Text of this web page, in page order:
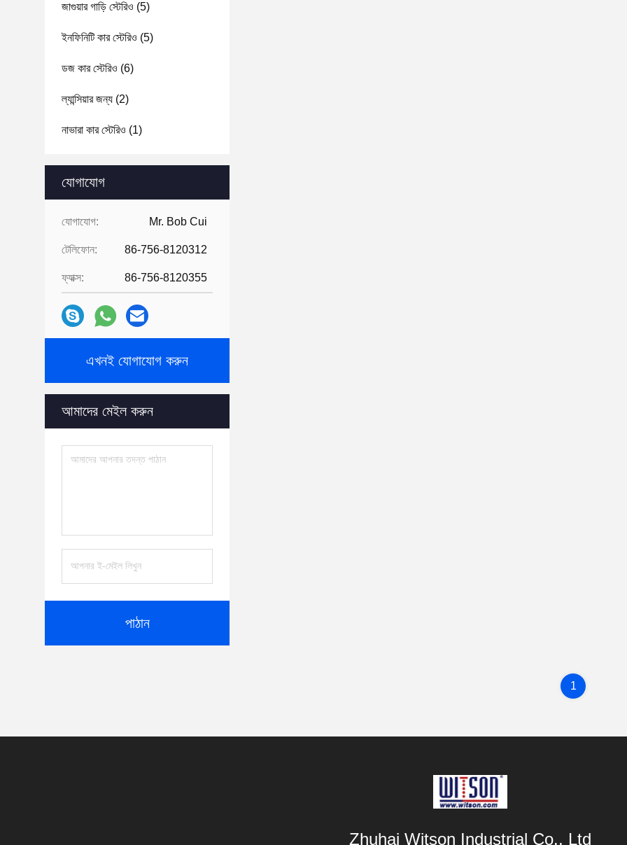
জাগুয়ার গাড়ি স্টেরিও (5)
ইনফিনিটি কার স্টেরিও (5)
ডজ কার স্টেরিও (6)
ল্যান্সিয়ার জন্য (2)
নাভারা কার স্টেরিও (1)
যোগাযোগ
যোগাযোগ: Mr. Bob Cui
টেলিফোন: 86-756-8120312
ফ্যাক্স: 86-756-8120355
এখনই যোগাযোগ করুন
আমাদের মেইল ​​করুন
পাঠান
1
Zhuhai Witson Industrial Co., Ltd